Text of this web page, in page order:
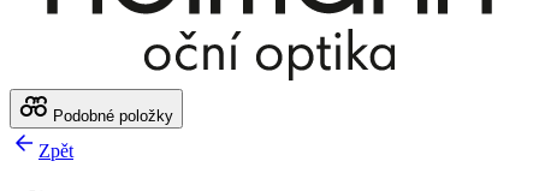
Podobné položky
Zpět